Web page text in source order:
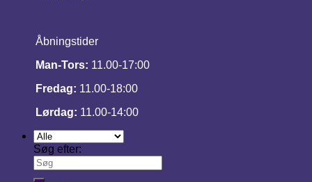
Åbningstider
Man-Tors: 11.00-17:00
Fredag: 11.00-18:00
Lørdag: 11.00-14:00
Søg efter: